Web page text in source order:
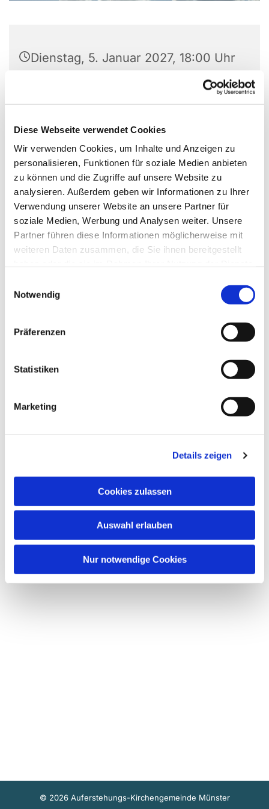
Diese Webseite verwendet Cookies
Wir verwenden Cookies, um Inhalte und Anzeigen zu
personalisieren, Funktionen für soziale Medien anbieten
zu können und die Zugriffe auf unsere Website zu
analysieren. Außerdem geben wir Informationen zu Ihrer
Verwendung unserer Website an unsere Partner für
soziale Medien, Werbung und Analysen weiter. Unsere
Partner führen diese Informationen möglicherweise mit
weiteren Daten zusammen, die Sie ihnen bereitgestellt
Notwendig
Präferenzen
Statistiken
Marketing
Details zeigen
Cookies zulassen
Auswahl erlauben
Nur notwendige Cookies
Dienstag, 5. Januar 2027, 18:00 Uhr
Gemeindehaus, Großer Saal, Laerer
Landweg 159, 48155 Münster
interessieren
© 2026 Auferstehungs-Kirchengemeinde Münster